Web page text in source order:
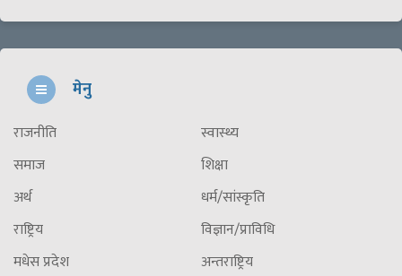
मेनु
राजनीति
समाज
अर्थ
राष्ट्रिय
मधेस प्रदेश
स्वास्थ्य
शिक्षा
धर्म/सांस्कृति
विज्ञान/प्राविधि
अन्तराष्ट्रिय